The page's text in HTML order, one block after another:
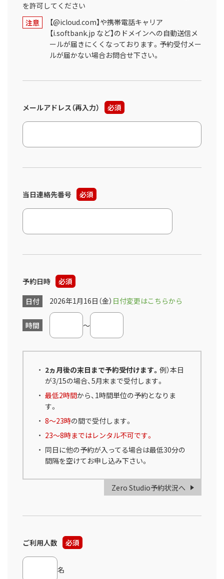
を許可してください
注意
【@icloud.com】や携帯電話キャリア
【i.softbank.jp など】のドメインへの自動送信メ
ールが届きにくくなっております。予約受付メー
ルが届かない場合お問合せ下さい。
メールアドレス（再入力） 必須
当日連絡先番号 必須
予約日時
必須
日付
2026年1月16日（金） 日付変更はこちらから
時間 ～
2ヵ月後の末日まで予約受付けます。 例）本日
が3/15の場合、5月末まで受付します。
最低2時間から、1時間単位の予約となりま
す。
8～23時の間で受付します。
23～8時まではレンタル不可です。
同日に他の予約が入ってる場合は最低30分の
間隔を空けてお申し込み下さい。
Zero Studio予約状況へ
ご利用人数 必須
名